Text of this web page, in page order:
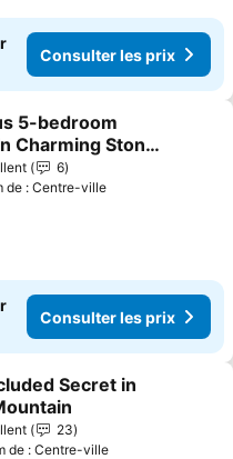
Consulter les prix
à mes favoris
5-bedroom
Charming Stone
With Ac, Wifi
les prix
6
de : Centre-ville
Consulter les prix
à mes favoris
Secret in
les prix
23
de : Centre-ville